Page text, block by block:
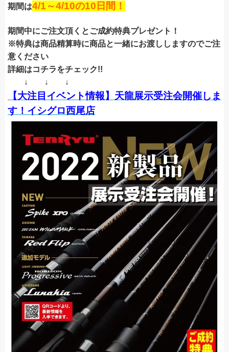
期間は4/1～4/10の10日間！
期間中にご注文頂くとご成約特典プレゼント！
※特典は商品精算時に商品と一緒にお渡ししますのでご注
意ください
詳細はコチラをチェック!!
↓ ↓ ↓
【大注目イベント情報】天龍展示受注会開催しま
す！イシグロ西尾店